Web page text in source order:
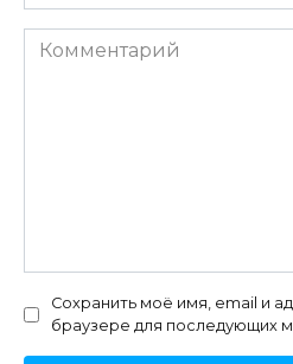
Комментарий
Сохранить моё имя, email и
браузере для последующих